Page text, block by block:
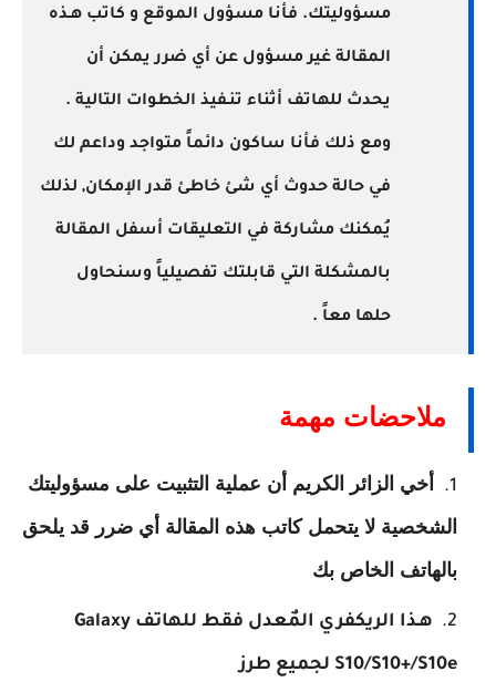
مسؤوليتك. فأنا مسؤول الموقع و كاتب هـذه
المقالة غير مسؤول عن أي ضرر يمكن أن
يحدث للهاتف أثناء تنـفيذ الخطوات التالية .
ومع ذلك فأنا ساكون دائماً متواجد وداعم لك
في حالة حدوث أي شئ خاطئ قدر الإمكان, لذلك
يُمكنك مشاركة في التعليقات أسفل المقالة
بالمشكلة التي قابلتك تفصيلياً وسنحاول
حلها معاً .
ملاحضات مهمة
أخي الزائر الكريم أن عملية التثبيت على مسؤوليتك
الشخصية لا يتحمل كاتب هذه المقالة أي ضرر قد يلحق
بالهاتف الخاص بك
هـذا الريكفري المٌعدل فقط للهاتف Galaxy
S10/S10+/S10e لجميع طرز